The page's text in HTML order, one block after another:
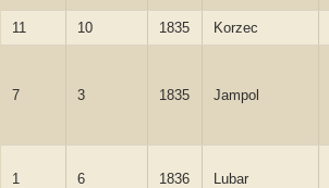
11 10 1835 Korzec
7 3 1835 Jampol
1 6 1836 Lubar